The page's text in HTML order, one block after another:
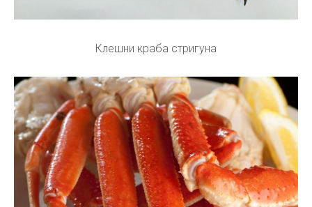
Клешни краба стригуна